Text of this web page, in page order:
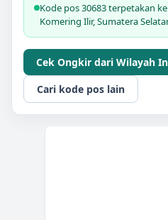
Kode pos 30683 terpetakan
Komering Ilir, Sumatera
Cek Ongkir dari Wilayah
Cari kode pos lain